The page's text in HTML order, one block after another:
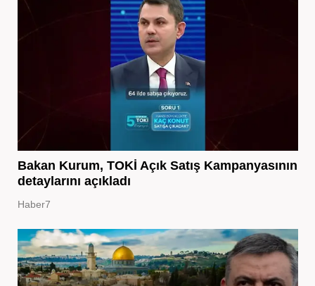
Bakan Kurum, TOKİ Açık Satış Kampanyasının
detaylarını açıkladı
Haber7